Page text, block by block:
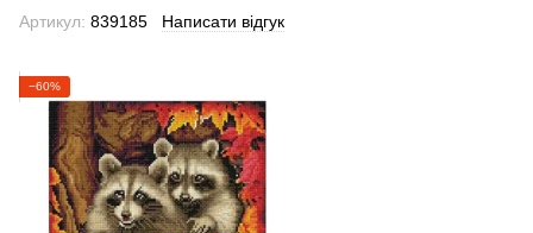
Артикул: 839185 Написати відгук
−60%